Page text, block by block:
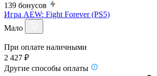
139 бонусов
Игра AEW: Fight Forever (PS5)
Мало
При оплате наличными
2 427 ₽
Другие способы оплаты